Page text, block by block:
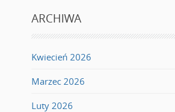
ARCHIWA
Kwiecień 2026
Marzec 2026
Luty 2026